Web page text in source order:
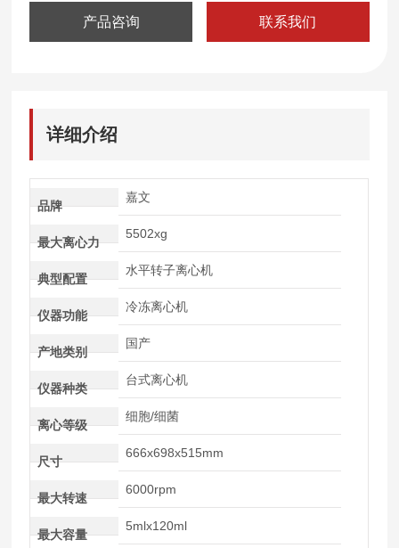
产品咨询 联系我们
详细介绍
品牌
嘉文
最大离心力
5502xg
典型配置
水平转子离心机
仪器功能
冷冻离心机
产地类别
国产
仪器种类
台式离心机
离心等级
细胞/细菌
尺寸
666x698x515mm
最大转速
6000rpm
最大容量
5mlx120ml